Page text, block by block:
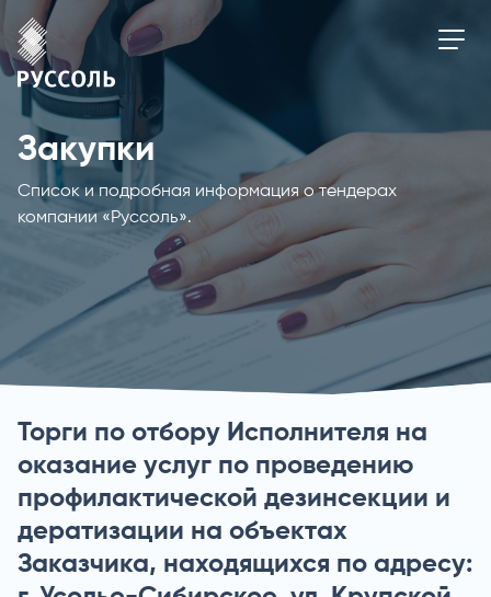
Закупки
Список и подробная информация о тендерах
компании «Руссоль».
Торги по отбору Исполнителя на
оказание услуг по проведению
профилактической дезинсекции и
дератизации на объектах
Заказчика, находящихся по адресу: